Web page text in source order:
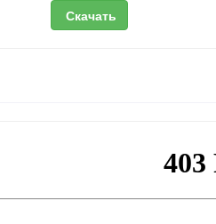
Скачать